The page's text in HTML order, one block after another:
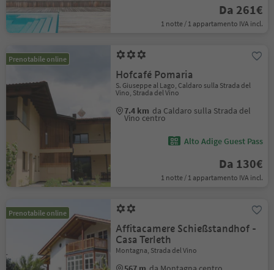
Da 261€
1 notte / 1 appartamento IVA incl.
Prenotabile online
Hofcafé Pomaria
S. Giuseppe al Lago, Caldaro sulla Strada del
Vino, Strada del Vino
7.4 km da Caldaro sulla Strada del
Vino centro
Alto Adige Guest Pass
Da 130€
1 notte / 1 appartamento IVA incl.
Prenotabile online
Affitacamere Schießstandhof -
Casa Terleth
Montagna, Strada del Vino